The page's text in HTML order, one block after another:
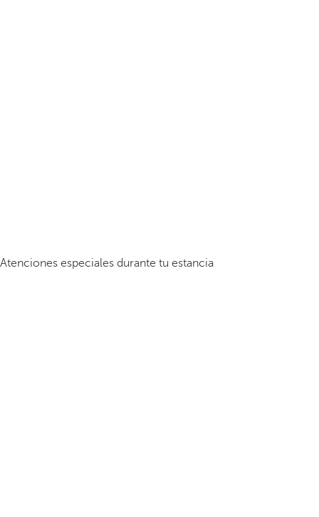
Atenciones especiales durante tu estancia